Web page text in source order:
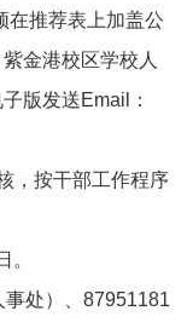
在推荐表上加盖公
金港校区学校人
版发送Email
：
，按干部工作程序
。
事处）、87951181